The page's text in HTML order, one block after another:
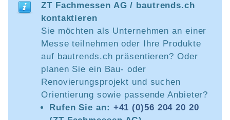
ZT Fachmessen AG / bautrends.ch
kontaktieren
Sie möchten als Unternehmen an einer
Messe teilnehmen oder Ihre Produkte
auf bautrends.ch präsentieren? Oder
planen Sie ein Bau- oder
Renovierungsprojekt und suchen
Orientierung sowie passende Anbieter?
Rufen Sie an: +41 (0)56 204 20 20